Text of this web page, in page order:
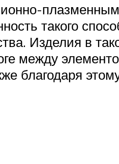
такого
Изделия в
между
благодаря